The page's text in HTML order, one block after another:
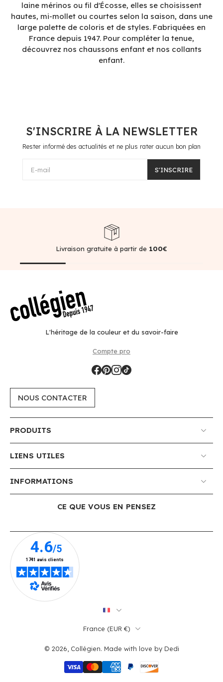
laine mérinos ou fil d'Écosse, elles se choisissent
hautes, mi-mollet ou courtes selon la saison, dans une
large palette de coloris et de styles. Fabriquées en
France depuis 1947. Pour compléter la tenue,
découvrez nos chaussons enfant et nos collants
enfant.
S'INSCRIRE À LA NEWSLETTER
Rester informé des actualités et ne plus rater aucun bon plan
E-mail S'INSCRIRE
Livraison gratuite à partir de 100€
L'héritage de la couleur et du savoir-faire
Compte pro
NOUS CONTACTER
PRODUITS
LIENS UTILES
INFORMATIONS
CE QUE VOUS EN PENSEZ
France ‎(EUR €)‎
© 2026, Collégien. Made with love by Dedi